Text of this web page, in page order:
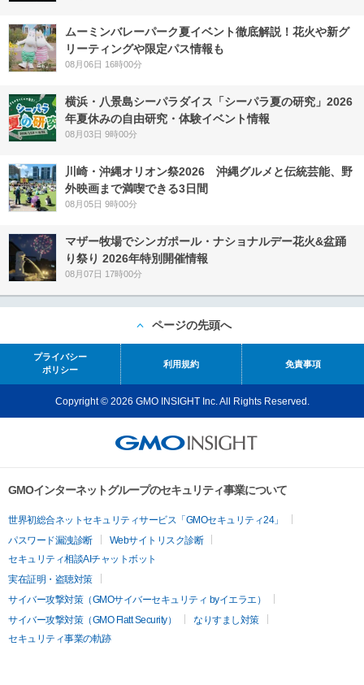
ムーミンバレーパーク夏イベント徹底解説！花火や新グ
リーティングや限定パス情報も
08月06日 16時00分
横浜・八景島シーパラダイス「シーパラ夏の研究」2026
年夏休みの自由研究・体験イベント情報
08月03日 9時00分
川崎・沖縄オリオン祭2026 沖縄グルメと伝統芸能、野
外映画まで満喫できる3日間
08月05日 9時00分
マザー牧場でシンガポール・ナショナルデー花火&盆踊
り祭り 2026年特別開催情報
08月07日 17時00分
ページの先頭へ
プライバシー
ポリシー
利用規約 免責事項
Copyright © 2026 GMO INSIGHT Inc. All Rights Reserved.
GMOインターネットグループのセキュリティ事業について
世界初総合ネットセキュリティサービス「GMOセキュリティ24」
パスワード漏洩診断
Webサイトリスク診断
セキュリティ相談AIチャットボット
実在証明・盗聴対策
サイバー攻撃対策（GMOサイバーセキュリティ byイエラエ）
サイバー攻撃対策（GMO Flatt Security）
なりすまし対策
セキュリティ事業の軌跡